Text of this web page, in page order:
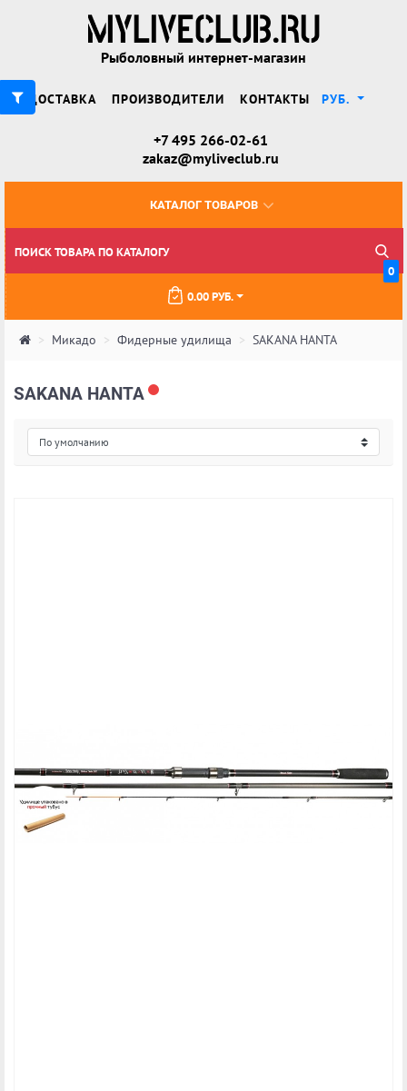
Рыболовный интернет-магазин
ДОСТАВКА ПРОИЗВОДИТЕЛИ КОНТАКТЫ РУБ.
+7 495 266-02-61
zakaz@myliveclub.ru
КАТАЛОГ ТОВАРОВ
0
0.00 РУБ.
Микадо Фидерные удилища SAKANA HANTA
SAKANA HANTA